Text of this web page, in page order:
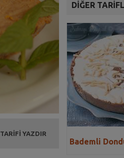
TARİFİ YAZDIR
DİĞER
Bademli